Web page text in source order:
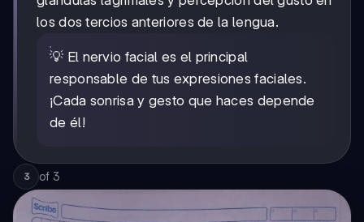
los dos tercios anteriores de la lengua.
💡 El nervio facial es el principal
responsable de tus expresiones faciales.
¡Cada sonrisa y gesto que haces depende
de él!
3 of 3